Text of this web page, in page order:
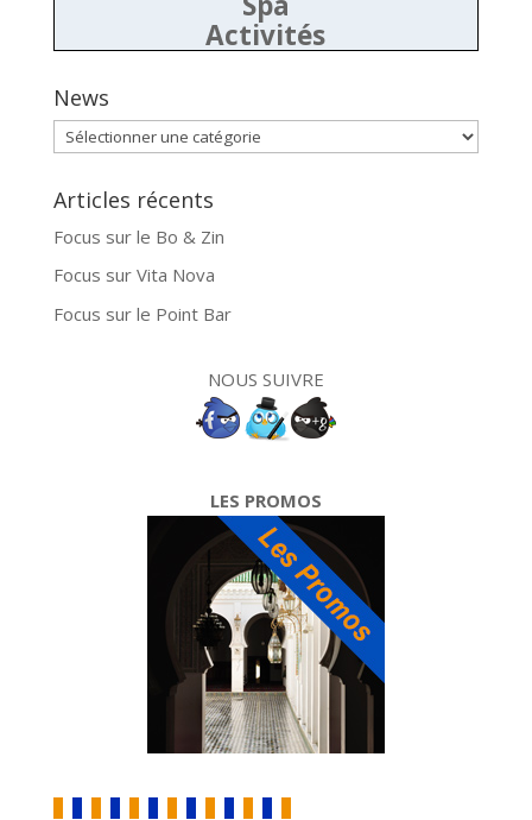
Activités
News
News
Articles récents
Focus sur le Bo & Zin
Focus sur Vita Nova
Focus sur le Point Bar
NOUS SUIVRE
LES PROMOS